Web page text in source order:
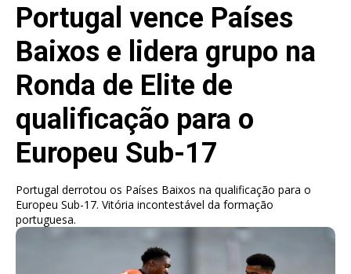
Portugal vence Países
Baixos e lidera grupo na
Ronda de Elite de
qualificação para o
Europeu Sub-17
Portugal derrotou os Países Baixos na qualificação para o
Europeu Sub-17. Vitória incontestável da formação
portuguesa.